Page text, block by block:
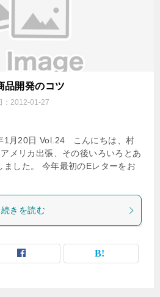
品開発のコツ
2012-01-27
1月20日 Vol.24 こんにちは、村
メリカ出張、その後いろいろとあ
ました。 今年最初のEレターをお
続きを読む